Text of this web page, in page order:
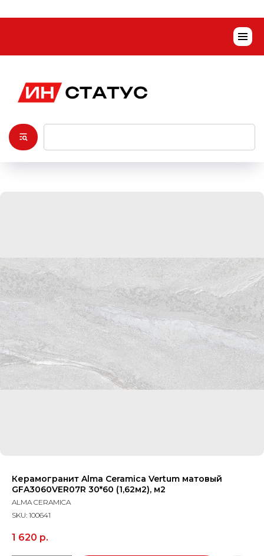
Керамогранит Alma Ceramica Vertum матовый
GFA3060VER07R 30*60 (1,62м2), м2
ALMA CERAMICA
SKU: 100641
1 620 р.